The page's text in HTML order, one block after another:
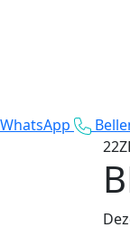
WhatsApp